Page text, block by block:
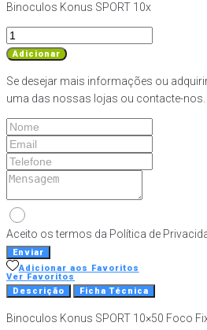
Binoculos Konus SPORT 10x
Quantidade
de
Konus
SPORT
10x50
Foco
Fixo
Adicionar
Se desejar mais informações ou
uma das nossas lojas ou contacte-nos.
Aceito os termos da Política de
Enviar
Adicionar aos Favoritos
Ver Favoritos
Descrição
Ficha Técnica
Binoculos Konus SPORT 10×50 Foco